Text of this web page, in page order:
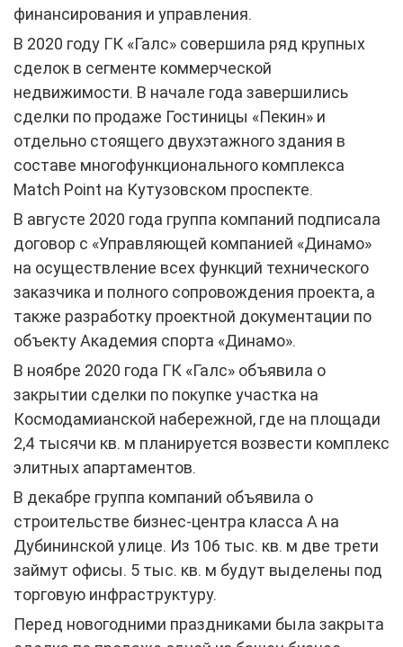
финансирования и управления.
В 2020 году ГК «Галс» совершила ряд крупных
сделок в сегменте коммерческой
недвижимости. В начале года завершились
сделки по продаже Гостиницы «Пекин» и
отдельно стоящего двухэтажного здания в
составе многофункционального комплекса
Match Point на Кутузовском проспекте.
В августе 2020 года группа компаний подписала
договор с «Управляющей компанией «Динамо»
на осуществление всех функций технического
заказчика и полного сопровождения проекта, а
также разработку проектной документации по
объекту Академия спорта «Динамо».
В ноябре 2020 года ГК «Галс» объявила о
закрытии сделки по покупке участка на
Космодамианской набережной, где на площади
2,4 тысячи кв. м планируется возвести комплекс
элитных апартаментов.
В декабре группа компаний объявила о
строительстве бизнес-центра класса А на
Дубининской улице. Из 106 тыс. кв. м две трети
займут офисы. 5 тыс. кв. м будут выделены под
торговую инфраструктуру.
Перед новогодними праздниками была закрыта